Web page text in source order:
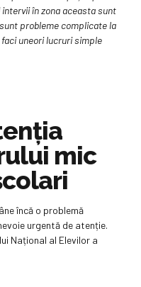
în zona aceasta sunt
probleme complicate la
uneori lucruri simple
mic
încă o problemă
urgentă de atenție.
Național al Elevilor a